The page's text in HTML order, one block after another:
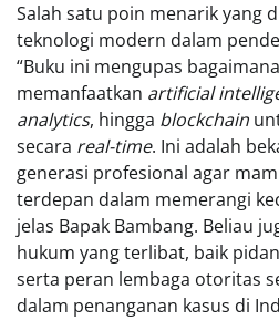
Salah satu poin menarik yang
teknologi modern dalam
“Buku ini mengupas
memanfaatkan artificial
analytics, hingga blockchain
secara real-time. Ini adalah
generasi profesional agar
terdepan dalam memerangi
jelas Bapak Bambang. Beliau
hukum yang terlibat, baik
serta peran lembaga otoritas
dalam penanganan kasus di